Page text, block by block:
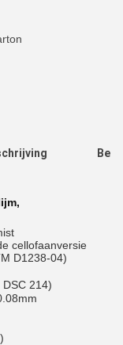
,
cellofaanversie
D1238-04)
214)